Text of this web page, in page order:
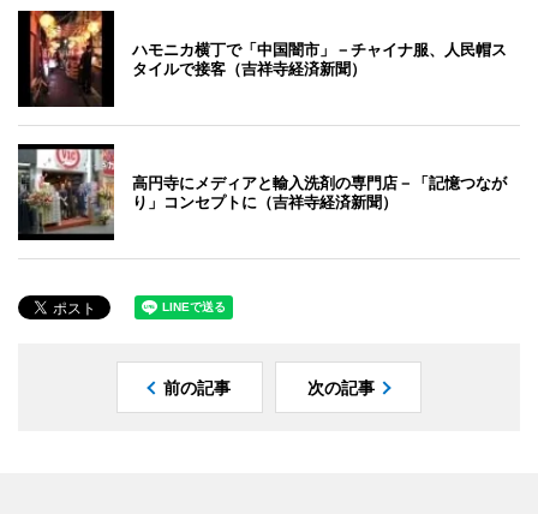
ハモニカ横丁で「中国闇市」－チャイナ服、人民帽ス
タイルで接客（吉祥寺経済新聞）
高円寺にメディアと輸入洗剤の専門店－「記憶つなが
り」コンセプトに（吉祥寺経済新聞）
前の記事 次の記事